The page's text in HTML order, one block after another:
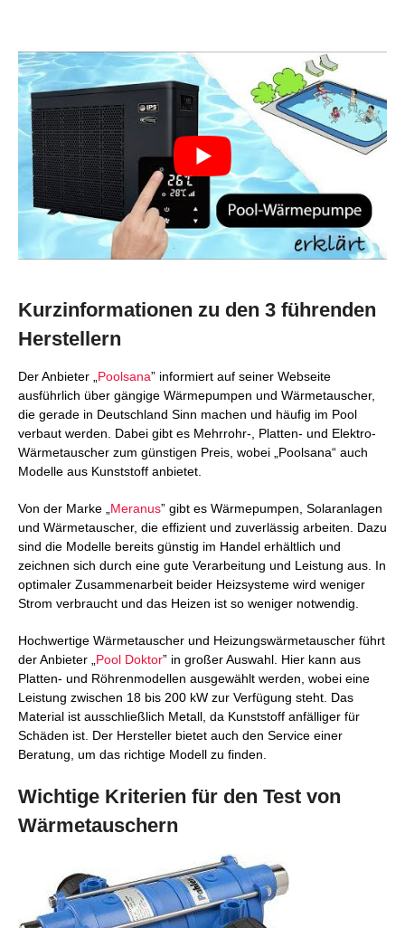
Kurzinformationen zu den 3 führenden
Herstellern
Der Anbieter „ Poolsana” informiert auf seiner Webseite
ausführlich über gängige Wärmepumpen und Wärmetauscher,
die gerade in Deutschland Sinn machen und häufig im Pool
verbaut werden. Dabei gibt es Mehrrohr-, Platten- und Elektro-
Wärmetauscher zum günstigen Preis, wobei „Poolsana“ auch
Modelle aus Kunststoff anbietet.
Von der Marke „ Meranus” gibt es Wärmepumpen, Solaranlagen
und Wärmetauscher, die effizient und zuverlässig arbeiten. Dazu
sind die Modelle bereits günstig im Handel erhältlich und
zeichnen sich durch eine gute Verarbeitung und Leistung aus. In
optimaler Zusammenarbeit beider Heizsysteme wird weniger
Strom verbraucht und das Heizen ist so weniger notwendig.
Hochwertige Wärmetauscher und Heizungswärmetauscher führt
der Anbieter „ Pool Doktor” in großer Auswahl. Hier kann aus
Platten- und Röhrenmodellen ausgewählt werden, wobei eine
Leistung zwischen 18 bis 200 kW zur Verfügung steht. Das
Material ist ausschließlich Metall, da Kunststoff anfälliger für
Schäden ist. Der Hersteller bietet auch den Service einer
Beratung, um das richtige Modell zu finden.
Wichtige Kriterien für den Test von
Wärmetauschern